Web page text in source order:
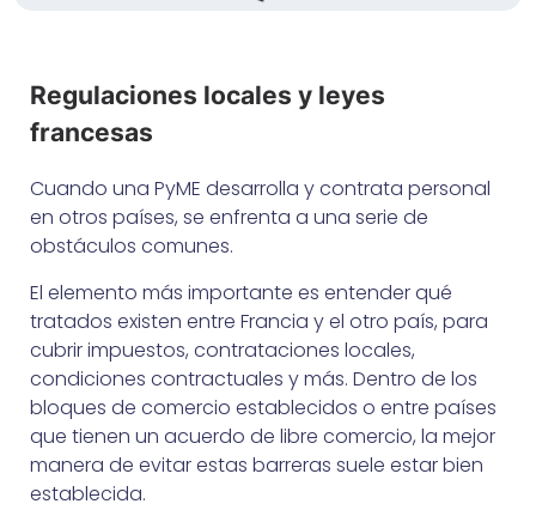
Regulaciones locales y leyes
francesas
Cuando una PyME desarrolla y contrata personal
en otros países, se enfrenta a una serie de
obstáculos comunes.
El elemento más importante es entender qué
tratados existen entre Francia y el otro país, para
cubrir impuestos, contrataciones locales,
condiciones contractuales y más. Dentro de los
bloques de comercio establecidos o entre países
que tienen un acuerdo de libre comercio, la mejor
manera de evitar estas barreras suele estar bien
establecida.